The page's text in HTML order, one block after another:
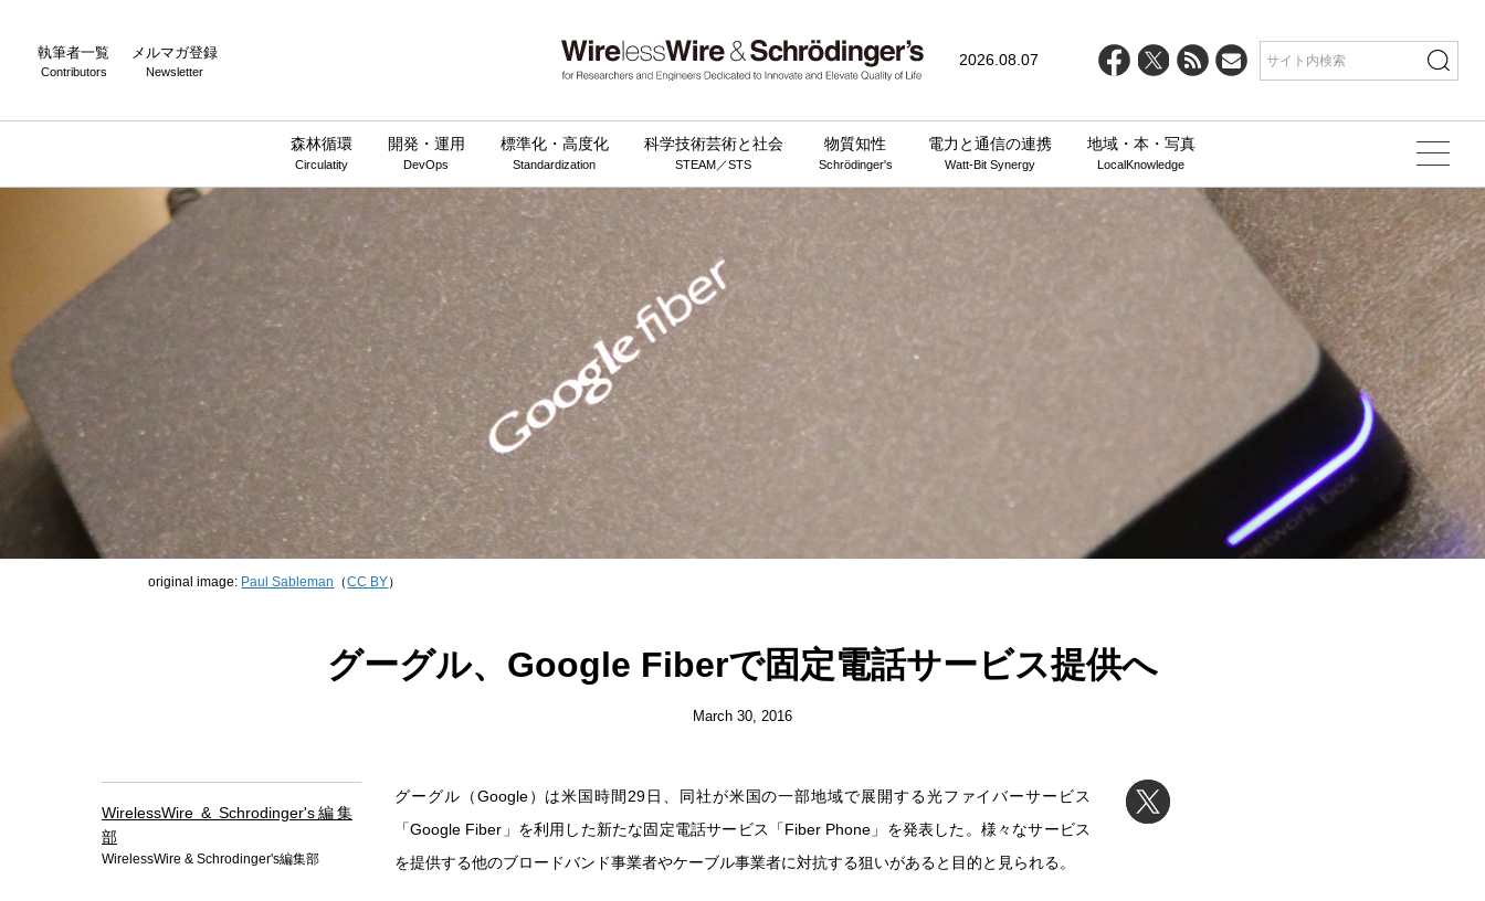
執筆者一覧
Contributors
メルマガ登録
Newsletter
2026.08.07
森林循環
Circulatity
開発・運用
DevOps
標準化・高度化
Standardization
科学技術芸術と社会
STEAM／STS
物質知性
Schrödinger's
電力と通信の連携
Watt-Bit Synergy
地域・本・写真
LocalKnowledge
original image: Paul Sableman （CC BY）
グーグル、Google Fiberで固定電話サービス提供へ
March 30, 2016
WirelessWire & Schrodinger's編集
部
WirelessWire & Schrodinger's編集部
グーグル（Google）は米国時間29日、同社が米国の一部地域で展開する光ファイバーサービス
「Google Fiber」を利用した新たな固定電話サービス「Fiber Phone」を発表した。様々なサービス
を提供する他のブロードバンド事業者やケーブル事業者に対抗する狙いがあると目的と見られる。